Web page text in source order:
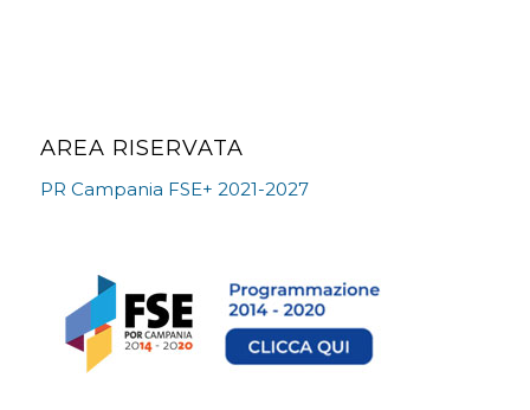
AREA RISERVATA
PR Campania FSE+ 2021-2027